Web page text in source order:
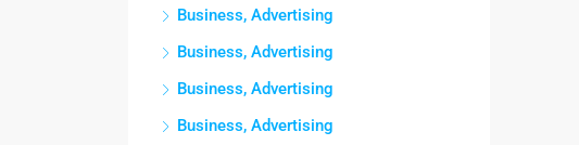
Business, Advertising
Business, Advertising
Business, Advertising
Business, Advertising